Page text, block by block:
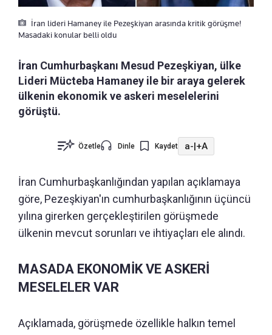
İran lideri Hamaney ile Pezeşkiyan arasında kritik görüşme!
Masadaki konular belli oldu
İran Cumhurbaşkanı Mesud Pezeşkiyan, ülke
Lideri Mücteba Hamaney ile bir araya gelerek
ülkenin ekonomik ve askeri meselelerini
görüştü.
Özetle Dinle Kaydet a-|+A
İran Cumhurbaşkanlığından yapılan açıklamaya
göre, Pezeşkiyan'ın cumhurbaşkanlığının üçüncü
yılına girerken gerçekleştirilen görüşmede
ülkenin mevcut sorunları ve ihtiyaçları ele alındı.
MASADA EKONOMİK VE ASKERİ
MESELELER VAR
Açıklamada, görüşmede özellikle halkın temel